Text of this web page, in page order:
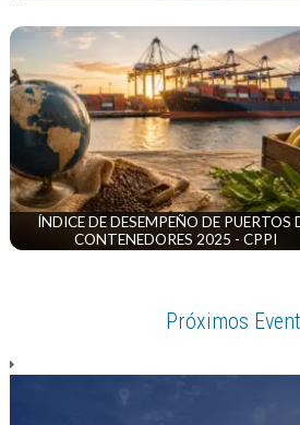
ÍNDICE DE DESEMPEÑO DE PUERTOS
CONTENEDORES 2025 - CPPI
Próximos